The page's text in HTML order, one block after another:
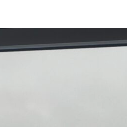
･マンシ
中古住宅の